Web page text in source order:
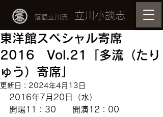
落語立川流 立川小談志
東洋館スペシャル寄席
2016 Vol.21「多流（たり
ゅう）寄席」
更新日： 2024年4月13日
2016年7月20日（水）
開場11：30　　開演12：00